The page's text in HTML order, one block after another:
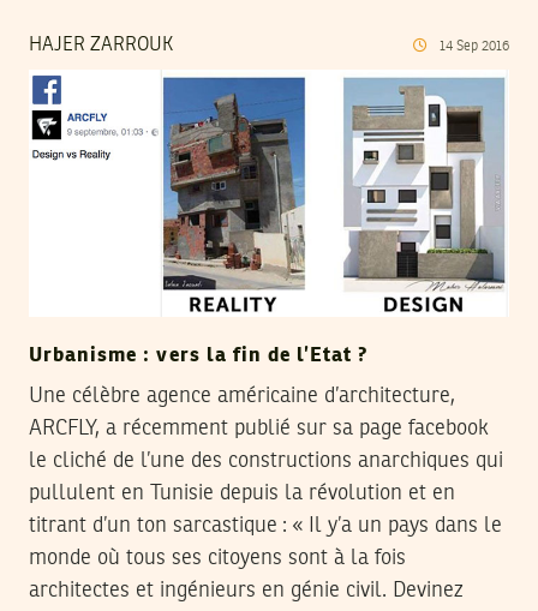
HAJER ZARROUK 14 Sep 2016
Urbanisme : vers la fin de l’Etat ?
Une célèbre agence américaine d’architecture,
ARCFLY, a récemment publié sur sa page facebook
le cliché de l’une des constructions anarchiques qui
pullulent en Tunisie depuis la révolution et en
titrant d’un ton sarcastique : « Il y’a un pays dans le
monde où tous ses citoyens sont à la fois
architectes et ingénieurs en génie civil. Devinez